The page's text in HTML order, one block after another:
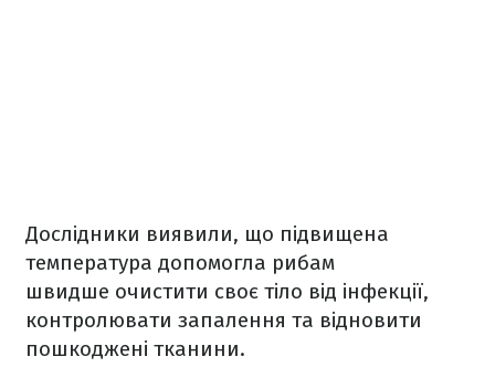
Дослідники виявили, що підвищена
температура допомогла рибам
швидше очистити своє тіло від інфекції,
контролювати запалення та відновити
пошкоджені тканини.